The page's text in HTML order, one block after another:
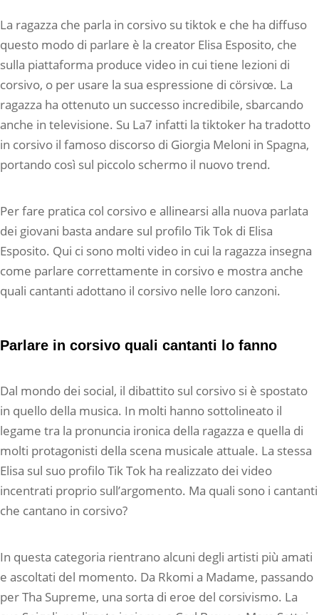
La ragazza che parla in corsivo su tiktok e che ha diffuso
questo modo di parlare è la creator Elisa Esposito, che
sulla piattaforma produce video in cui tiene lezioni di
corsivo, o per usare la sua espressione di cörsivœ. La
ragazza ha ottenuto un successo incredibile, sbarcando
anche in televisione. Su La7 infatti la tiktoker ha tradotto
in corsivo il famoso discorso di Giorgia Meloni in Spagna,
portando così sul piccolo schermo il nuovo trend.
Per fare pratica col corsivo e allinearsi alla nuova parlata
dei giovani basta andare sul profilo Tik Tok di Elisa
Esposito. Qui ci sono molti video in cui la ragazza insegna
come parlare correttamente in corsivo e mostra anche
quali cantanti adottano il corsivo nelle loro canzoni.
Parlare in corsivo quali cantanti lo fanno
Dal mondo dei social, il dibattito sul corsivo si è spostato
in quello della musica. In molti hanno sottolineato il
legame tra la pronuncia ironica della ragazza e quella di
molti protagonisti della scena musicale attuale. La stessa
Elisa sul suo profilo Tik Tok ha realizzato dei video
incentrati proprio sull’argomento. Ma quali sono i cantanti
che cantano in corsivo?
In questa categoria rientrano alcuni degli artisti più amati
e ascoltati del momento. Da Rkomi a Madame, passando
per Tha Supreme, una sorta di eroe del corsivismo. La